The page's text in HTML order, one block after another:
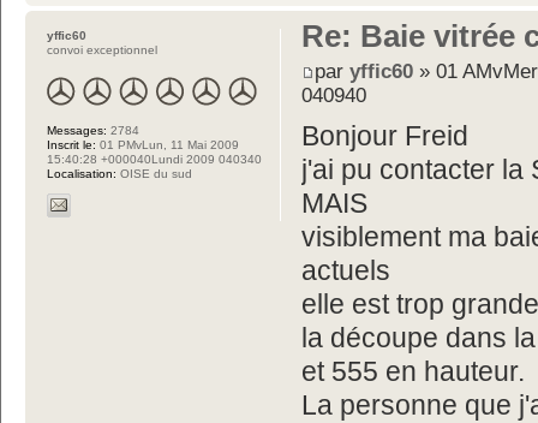
Re: Baie vitrée
paryffic60 » 01
040940
Bonjour Freid
j'ai pu contacter la
MAIS
visiblement ma
actuels
elle est trop
la découpe dans
et 555 en hauteur.
La personne que
yffic60
convoi exceptionnel
Messages: 2784
Inscrit le: 01 PMvLun, 11 Mai 2009
15:40:28 +000040Lundi 2009 040340
Localisation: OISE du sud